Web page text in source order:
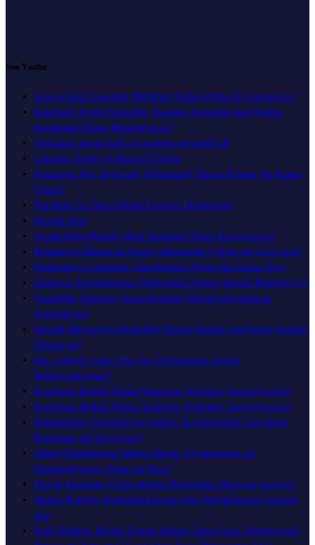
Son Yazılar
Güven Krizi: İnsanlar Birbirine Neden Daha Az Güveniyor?
Kalabalık İçinde Yalnızlık: İnsanlar Arasındayken Neden
Kendimizi Yalnız Hissediyoruz?
Sonradan görme hali ve asaletin sessizliği 🌿
Çalışma, Emek ve Başarı Üzerine
Kumaşlar Kaç Derecede Yıkanmalı? Hangi Kumaş Ne Kadar
Çeker?
Karakter ve Güzel Ahlak Üzerine Düşünceler
Hayata Dair
Aceleciliğin Bedeli: Hızlı Yaşarken Neleri Kaçırıyoruz?
Beklemeyi Bilmeyen İnsan: Sabırsızlık Çağına mı Giriyoruz?
Dinlenmeyi Unutmak: Durabilmek Neden Bu Kadar Zor?
Zamanın Parçalanması: Dikkatimiz Neden Sürekli Bölünüyor?
Verimlilik Takıntısı: İnsan Kendini Sürekli Kanıtlamak
Zorunda mı?
Sürekli Meşguliyet Hastalığı: Yoğun Olmak Gerçekten Verimli
Olmak mı?
Hız Çağında Sabır: Her Şey Hızlanırken Neden
Bekleyemiyoruz?
Konforun Bedeli: Rahat Yaşarken Nelerden Vazgeçiyoruz?
Konforun Bedeli: Rahat Yaşarken Nelerden Vazgeçiyoruz?
Reklamların Görünmeyen Etkisi: Tercihlerimizi Gerçekten
Kendimiz mi Yapıyoruz?
Sahip Olduklarının Sahibi Olmak: Eşyalarımıza mı
Hükmediyoruz, Onlar mı Bize?
Borçla Yaşamak: Geleceğimizi Bugünden Harcıyor muyuz?
Marka Kimliği: Kullandıklarımız Kim Olduğumuzu Gösterir
mi?
İsraf Kültürü: Bolluk İçinde Neden Daha Fazla Tüketiyoruz?